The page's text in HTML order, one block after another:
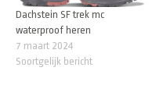
Dachstein SF trek mc
waterproof heren
7 maart 2024
Soortgelijk bericht